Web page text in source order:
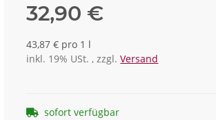
32,90 €
43,87 € pro 1 l
inkl. 19% USt. , zzgl.Versand
sofort verfügbar